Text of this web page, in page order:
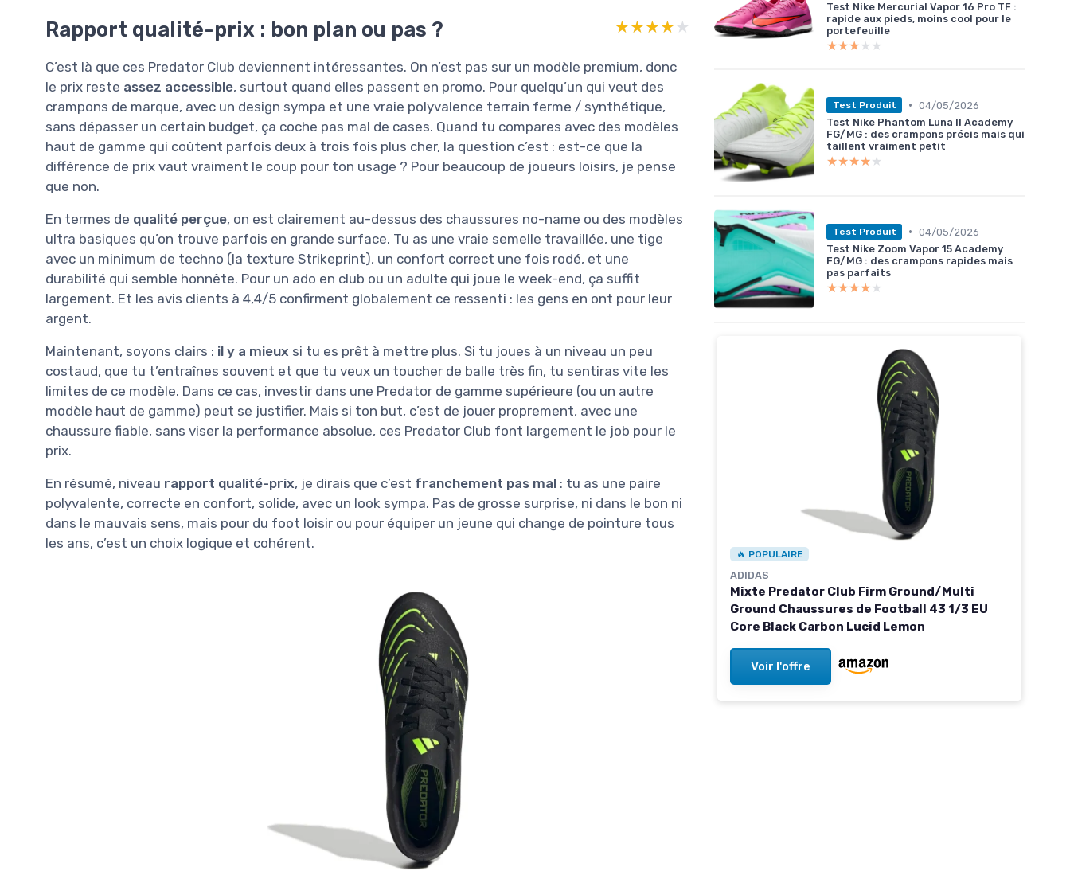
Rapport qualité-prix : bon plan ou pas ? ★★★★★
★★★★★
C’est là que ces Predator Club deviennent intéressantes. On n’est pas sur un modèle premium, donc
le prix reste assez accessible, surtout quand elles passent en promo. Pour quelqu’un qui veut des
crampons de marque, avec un design sympa et une vraie polyvalence terrain ferme / synthétique,
sans dépasser un certain budget, ça coche pas mal de cases. Quand tu compares avec des modèles
haut de gamme qui coûtent parfois deux à trois fois plus cher, la question c’est : est-ce que la
différence de prix vaut vraiment le coup pour ton usage ? Pour beaucoup de joueurs loisirs, je pense
que non.
En termes de qualité perçue, on est clairement au-dessus des chaussures no-name ou des modèles
ultra basiques qu’on trouve parfois en grande surface. Tu as une vraie semelle travaillée, une tige
avec un minimum de techno (la texture Strikeprint), un confort correct une fois rodé, et une
durabilité qui semble honnête. Pour un ado en club ou un adulte qui joue le week-end, ça suffit
largement. Et les avis clients à 4,4/5 confirment globalement ce ressenti : les gens en ont pour leur
argent.
Maintenant, soyons clairs : il y a mieux si tu es prêt à mettre plus. Si tu joues à un niveau un peu
costaud, que tu t’entraînes souvent et que tu veux un toucher de balle très fin, tu sentiras vite les
limites de ce modèle. Dans ce cas, investir dans une Predator de gamme supérieure (ou un autre
modèle haut de gamme) peut se justifier. Mais si ton but, c’est de jouer proprement, avec une
chaussure fiable, sans viser la performance absolue, ces Predator Club font largement le job pour le
prix.
En résumé, niveau rapport qualité-prix, je dirais que c’est franchement pas mal : tu as une paire
polyvalente, correcte en confort, solide, avec un look sympa. Pas de grosse surprise, ni dans le bon ni
dans le mauvais sens, mais pour du foot loisir ou pour équiper un jeune qui change de pointure tous
les ans, c’est un choix logique et cohérent.
Test Nike Mercurial Vapor 16 Pro TF :
rapide aux pieds, moins cool pour le
portefeuille
★★★★★
★★★★★
Test Produit • 04/05/2026
Test Nike Phantom Luna II Academy
FG/MG : des crampons précis mais qui
taillent vraiment petit
★★★★★
★★★★★
Test Produit • 04/05/2026
Test Nike Zoom Vapor 15 Academy
FG/MG : des crampons rapides mais
pas parfaits
★★★★★
★★★★★
🔥 POPULAIRE
ADIDAS
Mixte Predator Club Firm Ground/Multi
Ground Chaussures de Football 43 1/3 EU
Core Black Carbon Lucid Lemon
Voir l'offre